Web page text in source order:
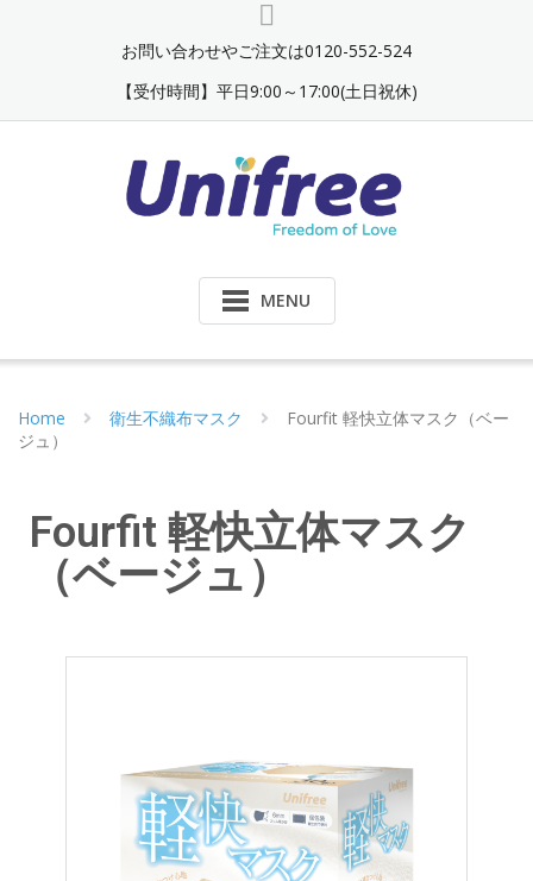
お問い合わせやご注文は0120-552-524
【受付時間】平日9:00～17:00(土日祝休)
MENU
Home 衛生不織布マスク
Fourfit 軽快立体マスク（ベー
ジュ）
Fourfit 軽快立体マスク
（ベージュ）